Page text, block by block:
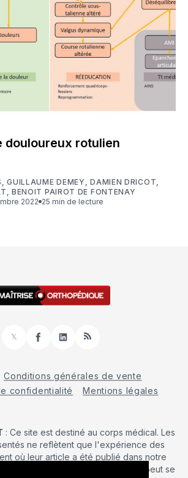
douloureux rotulien
,GUILLAUME DEMEY ,DAMIEN DRICOT
BENOIT PAIROT DE FONTENAY
2022
25 min de lecture
𝕏
FacebookLinkedInRSS
Conditions générales de vente
confidentialité
Mentions légales
: Ce site est destiné au corps médical. Les
ne reflètent que l'expérience des
où leur article a été publié dans notre
d’une intervention chirurgicale ne peut se